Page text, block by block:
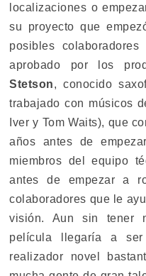
localizaciones o
su proyecto que
posibles
aprobado por los
Stetson, conocido
trabajado con músicos
Iver y Tom Waits), que
años antes de
miembros del equipo
antes de empezar a
colaboradores que le
visión. Aun sin tener
película llegaría a
realizador novel